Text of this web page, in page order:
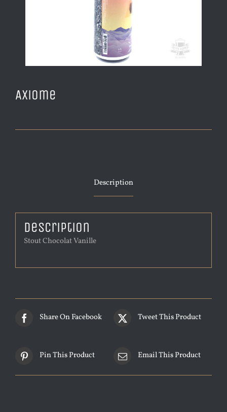
Axiome
Description
Description
Stout Chocolat Vanille
Share On Facebook Tweet This Product
Pin This Product Email This Product